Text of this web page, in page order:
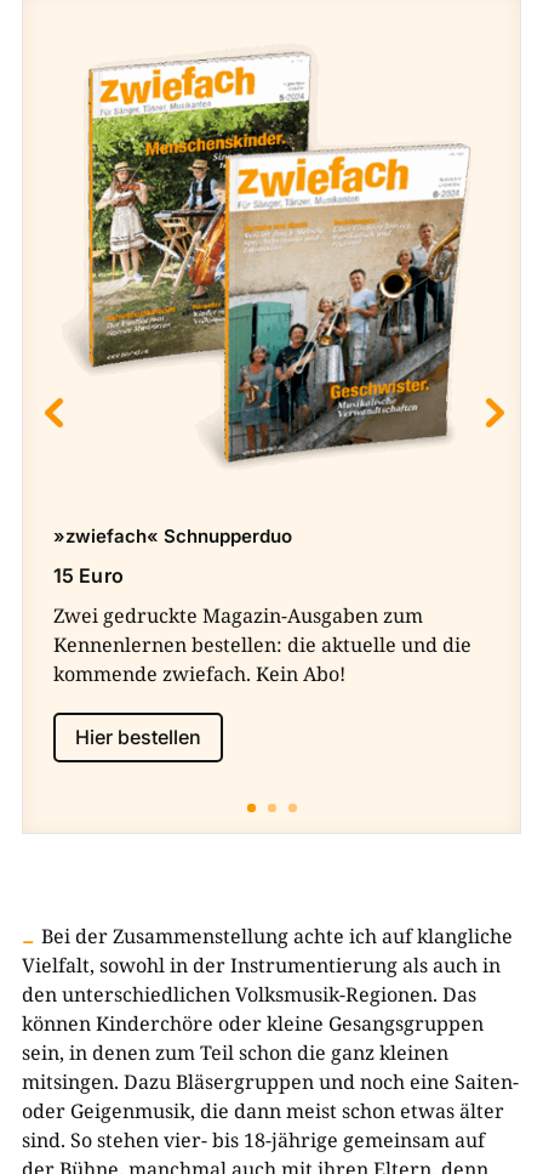
»zwiefach« Schnupperduo
15 Euro
Zwei gedruckte Magazin-Ausgaben zum
Kennenlernen bestellen: die aktuelle und die
kommende zwiefach. Kein Abo!
Hier bestellen
Bei der Zusammenstellung achte ich auf klangliche
Vielfalt, sowohl in der Instrumentierung als auch in
den unterschiedlichen Volksmusik-Regionen. Das
können Kinderchöre oder kleine Gesangsgruppen
sein, in denen zum Teil schon die ganz kleinen
mitsingen. Dazu Bläsergruppen und noch eine Saiten-
oder Geigenmusik, die dann meist schon etwas älter
sind. So stehen vier- bis 18-jährige gemeinsam auf
der Bühne, manchmal auch mit ihren Eltern, denn